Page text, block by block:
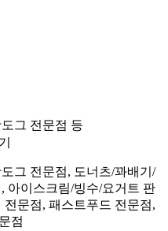
그 전문점 등
그 전문점, 도너츠/꽈배기/
아이스크림/빙수/요거트 판
문점, 패스트푸드 전문점,
점